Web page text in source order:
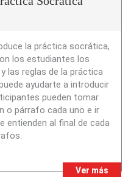
la práctica socrática,
los estudiantes los
las reglas de la práctica
ayudarte a introducir
pueden tomar
o párrafo cada uno e ir
entienden al final de cada
Ver más